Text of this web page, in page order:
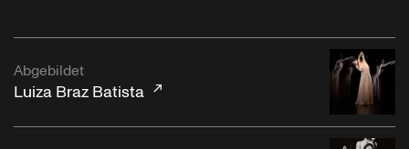
Abgebildet
Luiza Braz Batista